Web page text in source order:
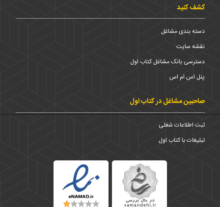
کشف کنید
دسته بندی مشاغل
نقشه سایت
دسترسی بانک مشاغل کتاب اول
پنل اس ام اس
صاحبین مشاغل در کتاب اول
ثبت اطلاعات شغلی
تبلیغات با کتاب اول